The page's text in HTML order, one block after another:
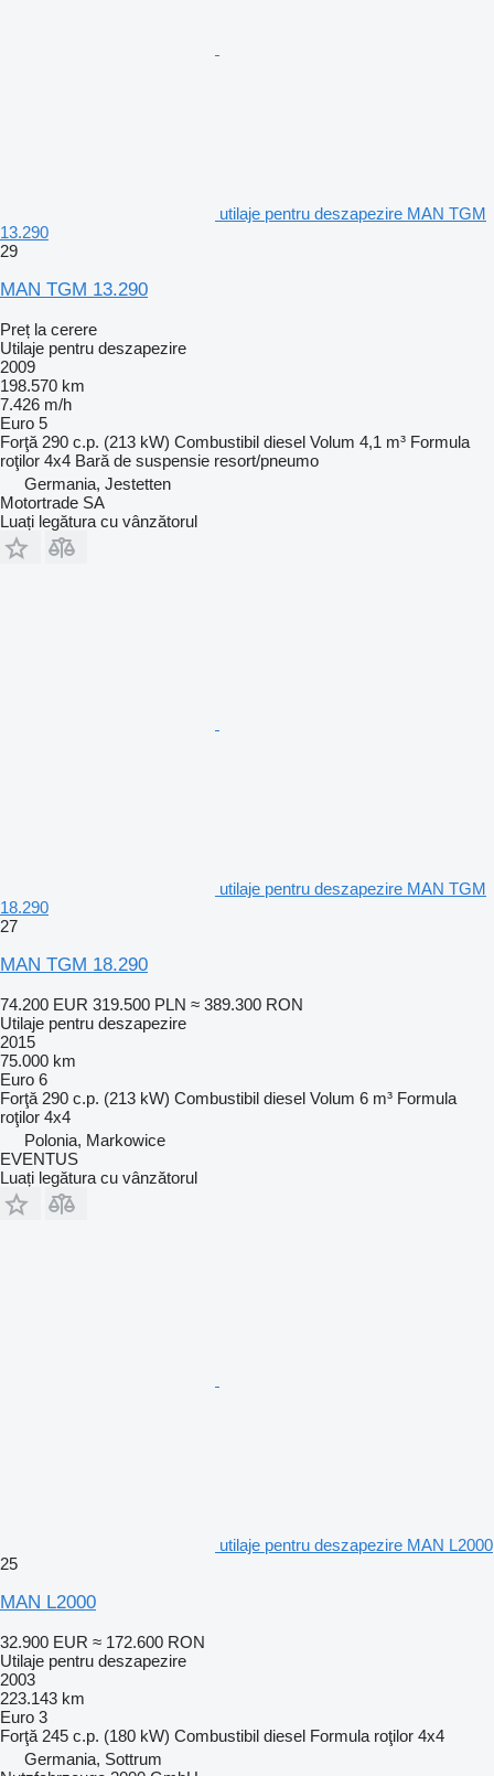
utilaje pentru deszapezire MAN TGM
13.290
29
MAN TGM 13.290
Preț la cerere
Utilaje pentru deszapezire
2009
198.570 km
7.426 m/h
Euro 5
Forţă 290 c.p. (213 kW) Combustibil diesel Volum 4,1 m³ Formula
roţilor 4x4 Bară de suspensie resort/pneumo
Germania, Jestetten
Motortrade SA
Luați legătura cu vânzătorul
utilaje pentru deszapezire MAN TGM
18.290
27
MAN TGM 18.290
74.200 EUR 319.500 PLN ≈ 389.300 RON
Utilaje pentru deszapezire
2015
75.000 km
Euro 6
Forţă 290 c.p. (213 kW) Combustibil diesel Volum 6 m³ Formula
roţilor 4x4
Polonia, Markowice
EVENTUS
Luați legătura cu vânzătorul
utilaje pentru deszapezire MAN L2000
25
MAN L2000
32.900 EUR ≈ 172.600 RON
Utilaje pentru deszapezire
2003
223.143 km
Euro 3
Forţă 245 c.p. (180 kW) Combustibil diesel Formula roţilor 4x4
Germania, Sottrum